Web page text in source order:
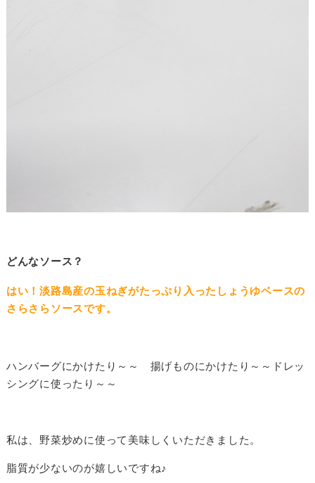
どんなソース？
はい！淡路島産の玉ねぎがたっぷり入ったしょうゆベースの
さらさらソースです。
ハンバーグにかけたり～～ 揚げものにかけたり～～ドレッ
シングに使ったり～～
私は、野菜炒めに使って美味しくいただきました。
脂質が少ないのが嬉しいですね♪